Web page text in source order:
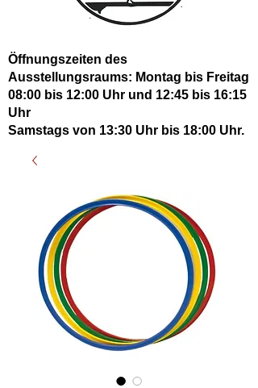
Öffnungszeiten des
Ausstellungsraums: Montag bis Freitag
08:00 bis 12:00 Uhr und 12:45 bis 16:15
Uhr
Samstags von 13:30 Uhr bis 18:00 Uhr.